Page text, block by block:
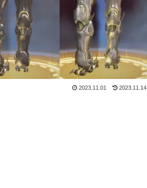
2023.11.01 2023.11.14